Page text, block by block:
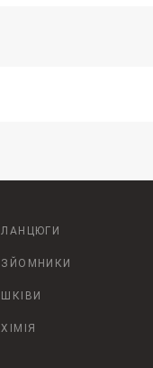
ЛАНЦЮГИ
ЗЙОМНИКИ
ШКІВИ
ХІМІЯ